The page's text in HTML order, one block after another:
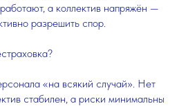
а коллектив напряжён —
разрешить спор.
«на всякий случай». Нет
стабилен, а риски минимальны